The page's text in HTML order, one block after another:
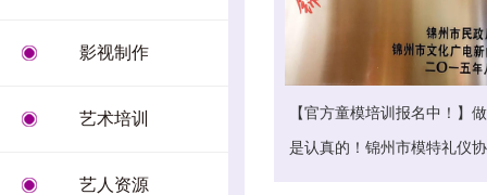
影视制作
艺术培训
艺人资源
【官方童模培训报名中！】
是认真的！锦州市模特礼仪